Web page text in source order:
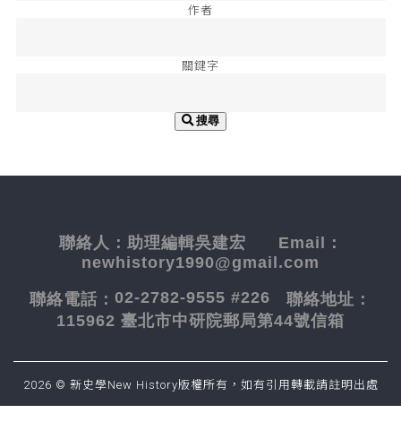
作者
關鍵字
搜尋
聯絡人： 助理編輯吳建宏 Email：
newhistory1990@gmail.com
聯絡電話： 02-2782-9555 #226 聯絡地址：
115962 臺北市中研院郵局第44號信箱
2026 © 新史學New History版權所有，如有引用轉載請註明出處